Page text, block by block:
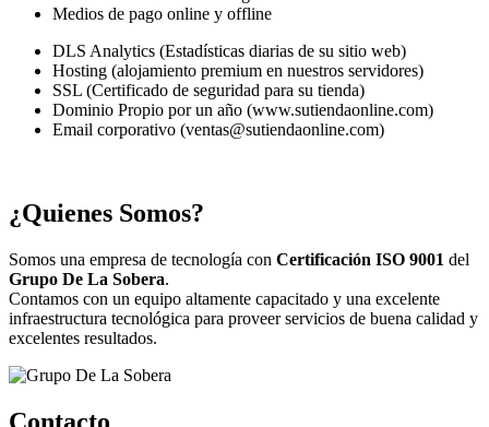
Medios de pago online y offline
DLS Analytics (Estadísticas diarias de su sitio web)
Hosting (alojamiento premium en nuestros servidores)
SSL (Certificado de seguridad para su tienda)
Dominio Propio por un año (www.sutiendaonline.com)
Email corporativo (ventas@sutiendaonline.com)
¿Quienes Somos?
Somos una empresa de tecnología con Certificación ISO 9001 del
Grupo De La Sobera.
Contamos con un equipo altamente capacitado y una excelente
infraestructura tecnológica para proveer servicios de buena calidad y
excelentes resultados.